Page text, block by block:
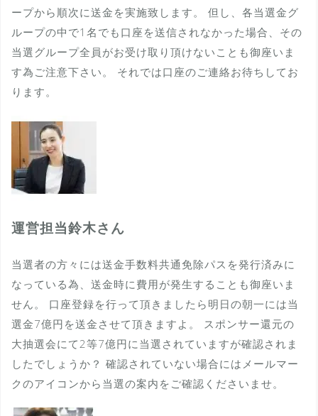
ープから順次に送金を実施致します。 但し、各当選金グ
ループの中で1名でも口座を送信されなかった場合、その
当選グループ全員がお受け取り頂けないことも御座いま
す為ご注意下さい。 それでは口座のご連絡お待ちしてお
ります。
運営担当鈴木さん
当選者の方々には送金手数料共通免除パスを発行済みに
なっている為、送金時に費用が発生することも御座いま
せん。 口座登録を行って頂きましたら明日の朝一には当
選金7億円を送金させて頂きますよ。 スポンサー還元の
大抽選会にて2等7億円に当選されていますが確認されま
したでしょうか？ 確認されていない場合にはメールマー
クのアイコンから当選の案内をご確認くださいませ。